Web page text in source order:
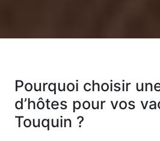
Pourquoi choisir
d’hôtes pour vos
Touquin ?